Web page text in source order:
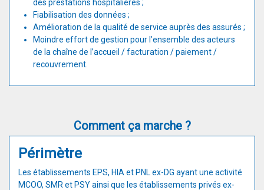
des prestations hospitalières ;
Fiabilisation des données ;
Amélioration de la qualité de service auprès des assurés ;
Moindre effort de gestion pour l’ensemble des acteurs
de la chaîne de l’accueil / facturation / paiement /
recouvrement.
Comment ça marche ?
Périmètre
Les établissements EPS, HIA et PNL ex-DG ayant une activité
MCOO, SMR et PSY ainsi que les établissements privés ex-